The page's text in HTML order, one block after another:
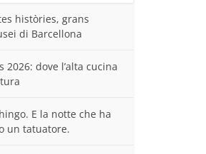
històries, grans
di Barcellona
2026: dove l’alta cucina
E la notte che ha
un tatuatore.